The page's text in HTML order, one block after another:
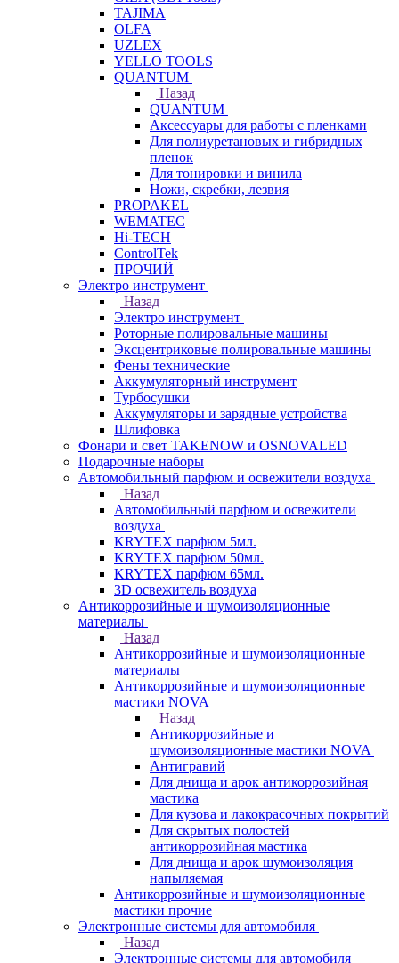
TAJIMA
OLFA
UZLEX
YELLO TOOLS
QUANTUM
Назад
QUANTUM
Аксессуары для работы с пленками
Для полиуретановых и гибридных
пленок
Для тонировки и винила
Ножи, скребки, лезвия
PROPAKEL
WEMATEC
Hi-TECH
ControlTek
ПРОЧИЙ
Электро инструмент
Назад
Электро инструмент
Роторные полировальные машины
Эксцентриковые полировальные машины
Фены технические
Аккумуляторный инструмент
Турбосушки
Аккумуляторы и зарядные устройства
Шлифовка
Фонари и свет TAKENOW и OSNOVALED
Подарочные наборы
Автомобильный парфюм и освежители воздуха
Назад
Автомобильный парфюм и освежители
воздуха
KRYTEX парфюм 5мл.
KRYTEX парфюм 50мл.
KRYTEX парфюм 65мл.
3D освежитель воздуха
Антикоррозийные и шумоизоляционные
материалы
Назад
Антикоррозийные и шумоизоляционные
материалы
Антикоррозийные и шумоизоляционные
мастики NOVA
Назад
Антикоррозийные и
шумоизоляционные мастики NOVA
Антигравий
Для днища и арок антикоррозийная
мастика
Для кузова и лакокрасочных покрытий
Для скрытых полостей
антикоррозийная мастика
Для днища и арок шумоизоляция
напыляемая
Антикоррозийные и шумоизоляционные
мастики прочие
Электронные системы для автомобиля
Назад
Электронные системы для автомобиля